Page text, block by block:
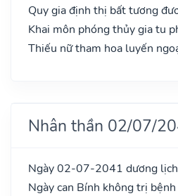
Quy gia định thị bất tương
Khai môn phóng thủy gia tu
Thiếu nữ tham hoa luyến
Nhân thần 02/07/
Ngày 02-07-2041 dương lịch
Ngày can Bính không trị bệnh